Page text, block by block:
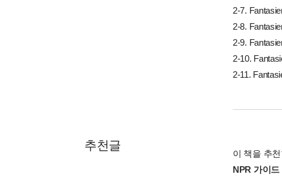
2-7.
2-8.
2-9.
2-10.
2-11.
추천글
이 책을 추
NPR 가이드